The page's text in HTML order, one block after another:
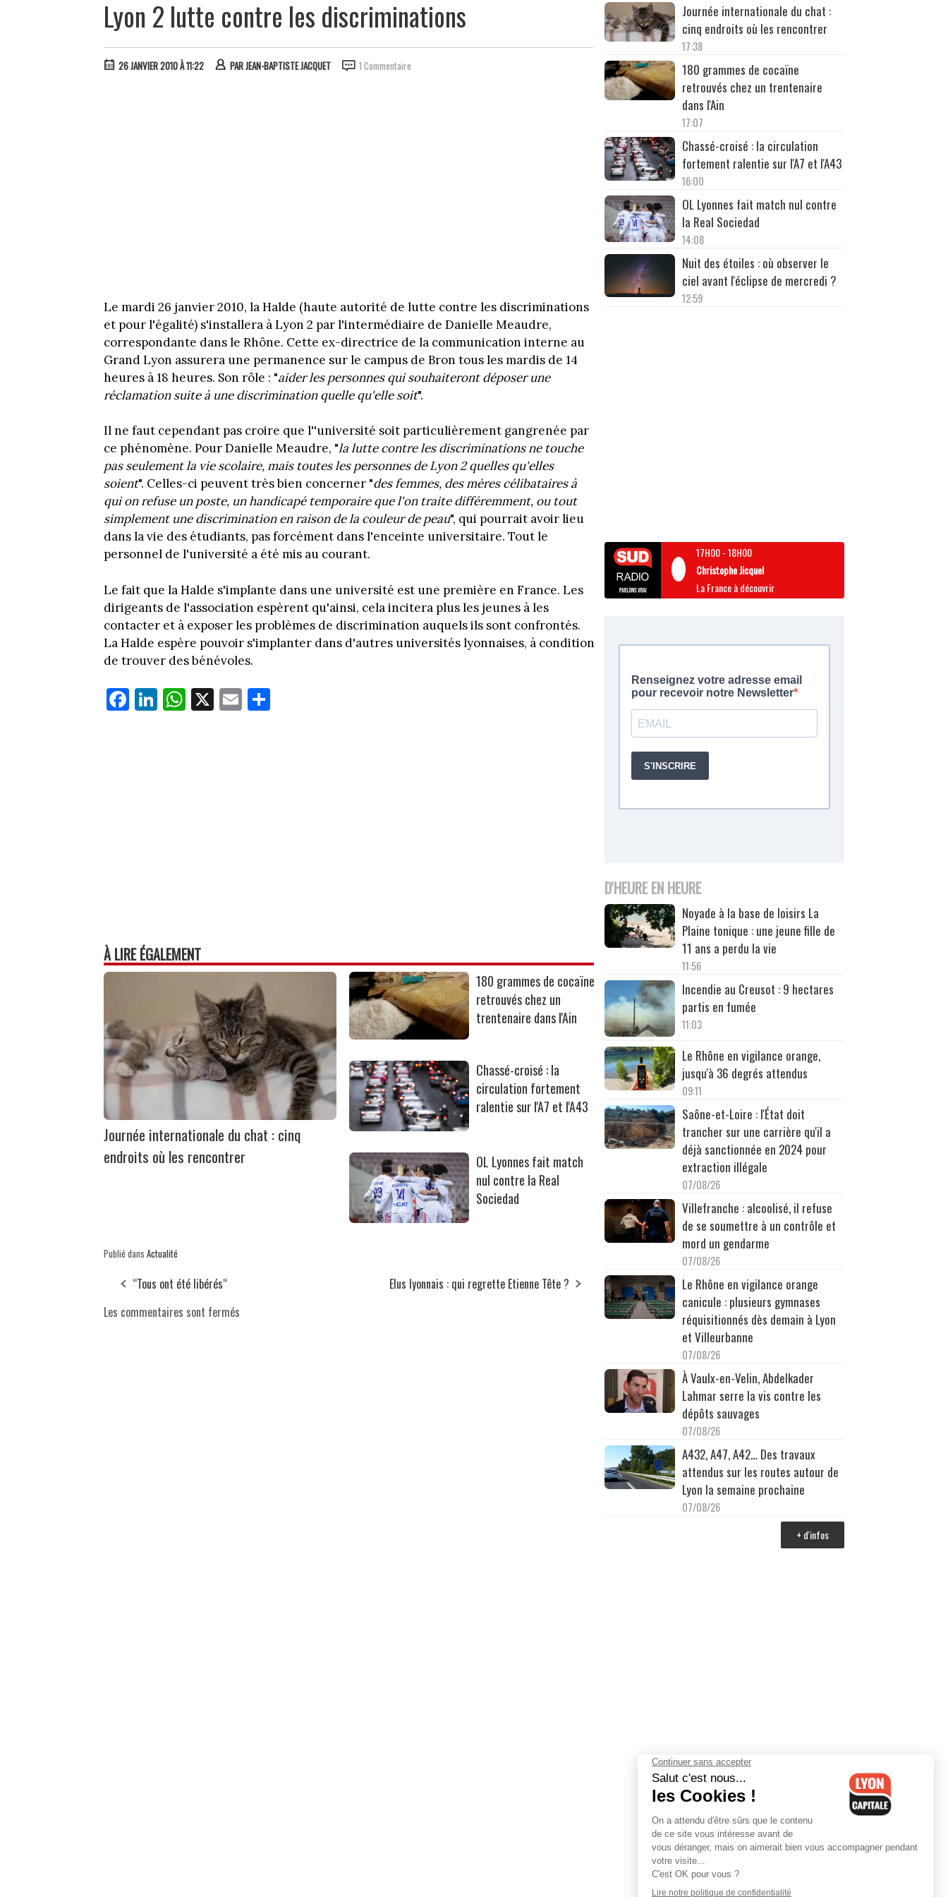
Lyon 2 lutte contre les discriminations
26 JANVIER 2010 À 11:22 PARJEAN-BAPTISTE JACQUET 1 Commentaire
Le mardi 26 janvier 2010, la Halde (haute autorité de lutte contre les discriminations
et pour l'égalité) s'installera à Lyon 2 par l'intermédiaire de Danielle Meaudre,
correspondante dans le Rhône. Cette ex-directrice de la communication interne au
Grand Lyon assurera une permanence sur le campus de Bron tous les mardis de 14
heures à 18 heures. Son rôle : "aider les personnes qui souhaiteront déposer une
réclamation suite à une discrimination quelle qu'elle soit".
Il ne faut cependant pas croire que l''université soit particulièrement gangrenée par
ce phénomène. Pour Danielle Meaudre, "la lutte contre les discriminations ne touche
pas seulement la vie scolaire, mais toutes les personnes de Lyon 2 quelles qu'elles
soient". Celles-ci peuvent très bien concerner "des femmes, des mères célibataires à
qui on refuse un poste, un handicapé temporaire que l'on traite différemment, ou tout
simplement une discrimination en raison de la couleur de peau", qui pourrait avoir lieu
dans la vie des étudiants, pas forcément dans l'enceinte universitaire. Tout le
personnel de l'université a été mis au courant.
Le fait que la Halde s'implante dans une université est une première en France. Les
dirigeants de l'association espèrent qu'ainsi, cela incitera plus les jeunes à les
contacter et à exposer les problèmes de discrimination auquels ils sont confrontés.
La Halde espère pouvoir s'implanter dans d'autres universités lyonnaises, à condition
de trouver des bénévoles.
Fa
ce
Li
nk
W
ha
X E
m
À LIRE ÉGALEMENT
Journée internationale du chat : cinq
endroits où les rencontrer
180 grammes de cocaïne
retrouvés chez un
trentenaire dans l'Ain
Chassé-croisé : la
circulation fortement
ralentie sur l'A7 et l'A43
OL Lyonnes fait match
nul contre la Real
Sociedad
Publié dans Actualité
“Tous ont été libérés“
Elus lyonnais : qui regrette Etienne Tête ?
Les commentaires sont fermés
Journée internationale du chat :
cinq endroits où les rencontrer
17:38
180 grammes de cocaïne
retrouvés chez un trentenaire
dans l'Ain
17:07
Chassé-croisé : la circulation
fortement ralentie sur l'A7 et l'A43
16:00
OL Lyonnes fait match nul contre
la Real Sociedad
14:08
Nuit des étoiles : où observer le
ciel avant l'éclipse de mercredi ?
12:59
17H00-18H00
Christophe Jicquel
La France à découvrir
D'HEURE EN HEURE
Noyade à la base de loisirs La
Plaine tonique : une jeune fille de
11 ans a perdu la vie
11:56
Incendie au Creusot : 9 hectares
partis en fumée
11:03
Le Rhône en vigilance orange,
jusqu'à 36 degrés attendus
09:11
Saône-et-Loire : l'État doit
trancher sur une carrière qu'il a
déjà sanctionnée en 2024 pour
extraction illégale
07/08/26
Villefranche : alcoolisé, il refuse
de se soumettre à un contrôle et
mord un gendarme
07/08/26
Le Rhône en vigilance orange
canicule : plusieurs gymnases
réquisitionnés dès demain à Lyon
et Villeurbanne
07/08/26
À Vaulx-en-Velin, Abdelkader
Lahmar serre la vis contre les
dépôts sauvages
07/08/26
A432, A47, A42… Des travaux
attendus sur les routes autour de
Lyon la semaine prochaine
07/08/26
+ d'infos